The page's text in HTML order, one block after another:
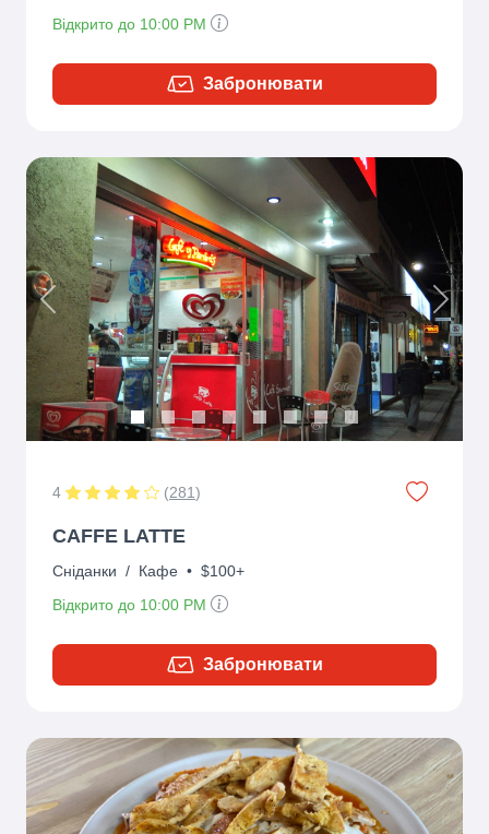
Відкрито до 10:00 PM
Забронювати
Previous Next
4 (281)
CAFFE LATTE
Сніданки / Кафе • $100+
Відкрито до 10:00 PM
Забронювати